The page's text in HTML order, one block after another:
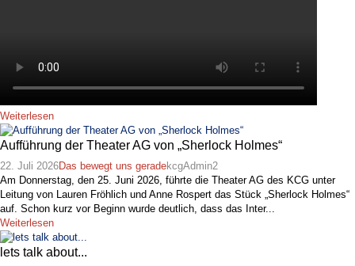
Weiterlesen
Aufführung der Theater AG von „Sherlock Holmes“
22. Juli 2026Das bewegt uns geradekcgAdmin2
Am Donnerstag, den 25. Juni 2026, führte die Theater AG des KCG unter
Leitung von Lauren Fröhlich und Anne Rospert das Stück „Sherlock Holmes“
auf. Schon kurz vor Beginn wurde deutlich, dass das Inter...
Weiterlesen
lets talk about...